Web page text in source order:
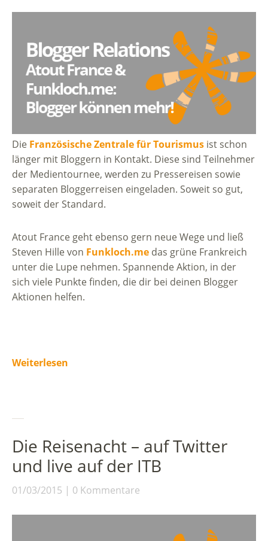
Die Französische Zentrale für Tourismus ist schon
länger mit Bloggern in Kontakt. Diese sind Teilnehmer
der Medientournee, werden zu Pressereisen sowie
separaten Bloggerreisen eingeladen. Soweit so gut,
soweit der Standard.
Atout France geht ebenso gern neue Wege und ließ
Steven Hille von Funkloch.me das grüne Frankreich
unter die Lupe nehmen. Spannende Aktion, in der
sich viele Punkte finden, die dir bei deinen Blogger
Aktionen helfen.
Weiterlesen
Die Reisenacht – auf Twitter
und live auf der ITB
01/03/2015 0 Kommentare